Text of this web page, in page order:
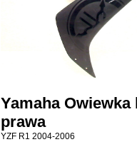
Yamaha Owiewka
prawa
YZF R1 2004-2006